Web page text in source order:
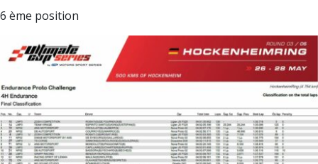
News
Races
Team
Contact
6 ème position